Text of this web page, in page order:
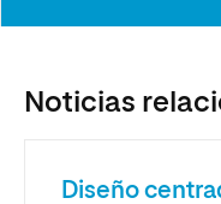
Noticias
Diseño